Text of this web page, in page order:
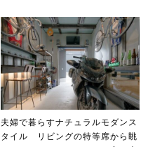
夫婦で暮らすナチュラルモダンス
タイル リビングの特等席から眺